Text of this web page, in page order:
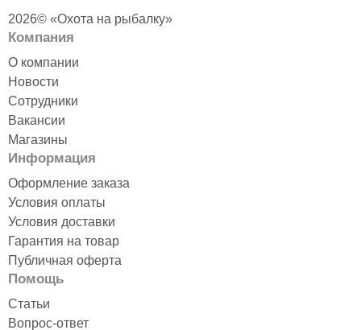
2026© «Охота на рыбалку»
Компания
О компании
Новости
Сотрудники
Вакансии
Магазины
Информация
Оформление заказа
Условия оплаты
Условия доставки
Гарантия на товар
Публичная оферта
Помощь
Статьи
Вопрос-ответ